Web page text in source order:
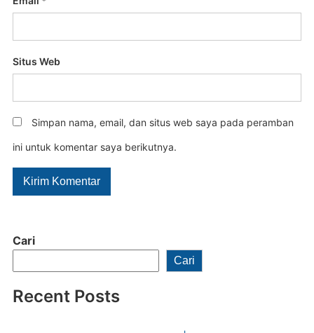
Cari
Cari
Recent Posts
Situs Web
Simpan nama, email, dan situs web saya pada peramban
ini untuk komentar saya berikutnya.